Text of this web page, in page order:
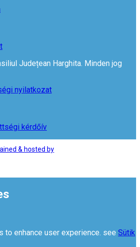
Județean Harghita. Minden jog
nyilatkozat
kérdőív
& hosted by
enhance user experience. see Sütik